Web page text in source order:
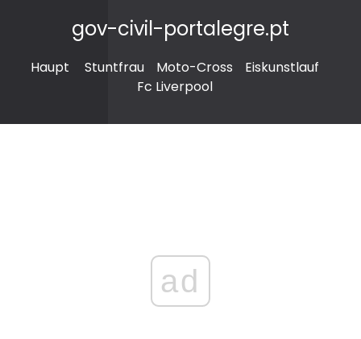
gov-civil-portalegre.pt
Haupt Stuntfrau Moto-Cross
Eiskunstlauf
Fc Liverpool
ad